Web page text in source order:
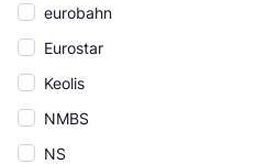
eurobahn
Eurostar
Keolis
NMBS
NS